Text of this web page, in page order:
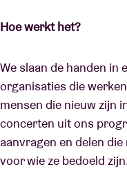
Hoe werkt het?
We slaan de handen in
organisaties die
mensen die nieuw zijn
concerten uit ons
aanvragen en delen
voor wie ze bedoeld